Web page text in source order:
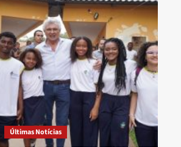
Últimas Notícias